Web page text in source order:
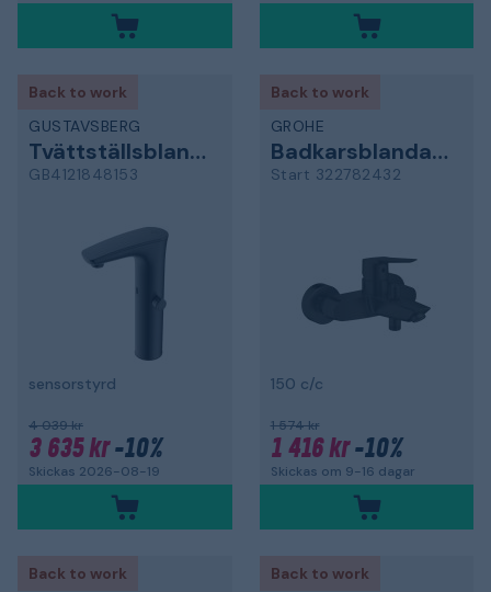
Back to work
GUSTAVSBERG
Tvättställsblandare
GB4121848153
sensorstyrd
4 039 kr
3 635 kr-10%
Skickas 2026-08-19
Back to work
GROHE
Badkarsblandare
Start 322782432
150 c/c
1 574 kr
1 416 kr-10%
Skickas om 9-16 dagar
Back to work
Back to work